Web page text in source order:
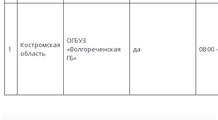
1
Костромская
область
ОГБУЗ
«Волгореченская
ГБ»
да 08:00